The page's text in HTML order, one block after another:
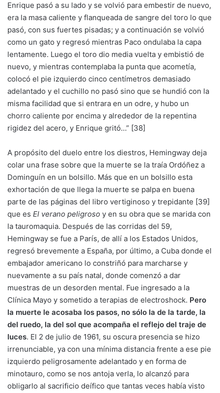
Enrique pasó a su lado y se volvió para embestir de nuevo,
era la masa caliente y flanqueada de sangre del toro lo que
pasó, con sus fuertes pisadas; y a continuación se volvió
como un gato y regresó mientras Paco ondulaba la capa
lentamente. Luego el toro dio media vuelta y embistió de
nuevo, y mientras contemplaba la punta que acometía,
colocó el pie izquierdo cinco centímetros demasiado
adelantado y el cuchillo no pasó sino que se hundió con la
misma facilidad que si entrara en un odre, y hubo un
chorro caliente por encima y alrededor de la repentina
rigidez del acero, y Enrique gritó…” [38]
A propósito del duelo entre los diestros, Hemingway deja
colar una frase sobre que la muerte se la traía Ordóñez a
Dominguín en un bolsillo. Más que en un bolsillo esta
exhortación de que llega la muerte se palpa en buena
parte de las páginas del libro vertiginoso y trepidante [39]
que es El verano peligroso y en su obra que se marida con
la tauromaquia. Después de las corridas del 59,
Hemingway se fue a París, de allí a los Estados Unidos,
regresó brevemente a España, por último, a Cuba donde el
embajador americano lo constriñó para marcharse y
nuevamente a su país natal, donde comenzó a dar
muestras de un desorden mental. Fue ingresado a la
Clínica Mayo y sometido a terapias de electroshock. Pero
la muerte le acosaba los pasos, no sólo la de la tarde, la
del ruedo, la del sol que acompaña el reflejo del traje de
luces. El 2 de julio de 1961, su oscura presencia se hizo
irrenunciable, ya con una mínima distancia frente a ese pie
izquierdo peligrosamente adelantado y en forma de
minotauro, como se nos antoja verla, lo alcanzó para
obligarlo al sacrificio deífico que tantas veces había visto